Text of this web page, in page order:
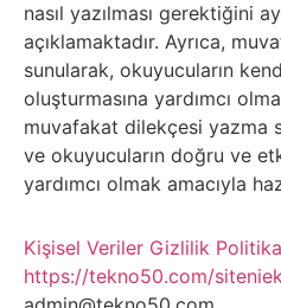
Bitcoin
Bitkiler
Çizgi
Diğer
nasıl yazılması gerektiğini
açıklamaktadır. Ayrıca,
sunularak, okuyucuların
oluşturmasına yardımcı
muvafakat dilekçesi yazma
ve okuyucuların doğru ve
yardımcı olmak amacıyla
Kişisel Veriler Gizlilik
https://tekno50.com/